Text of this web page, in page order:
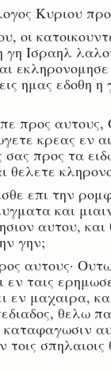
Κυριου
οι
γη Ισραηλ
εκληρονομησε
ημας εδοθη η
προς
κρεας εν
προς τα
θελετε
επι την
και
αυτου, και
γην;
αυτους·
εν ταις
εν μαχαιρα,
θελω
τοις